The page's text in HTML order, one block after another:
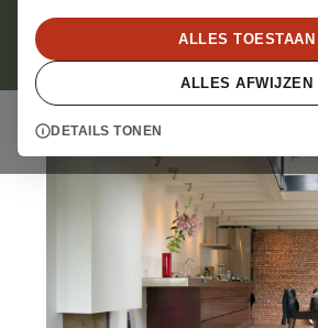
ALLES TOESTAAN
ALLES AFWIJZEN
DETAILS TONEN